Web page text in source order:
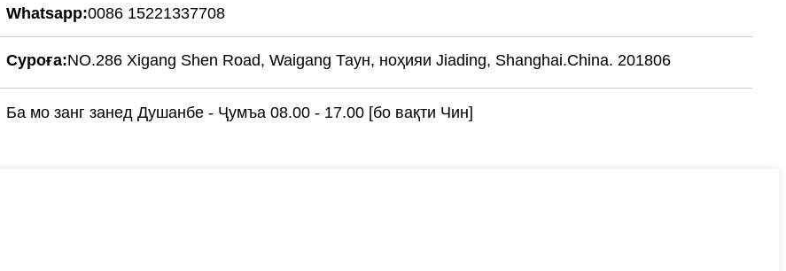
Whatsapp:0086 15221337708
Суроға:NO.286 Xigang Shen Road, Waigang Таун, ноҳияи Jiading, Shanghai.China. 201806
Ба мо занг занед Душанбе - Ҷумъа 08.00 - 17.00 [бо вақти Чин]